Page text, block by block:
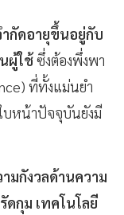
ำกัดอายุขึ้นอยู่กับ
ผู้ใช้ซึ่งต้องพึ่งพา
ที่ทั้งแม่นยำ
บหน้าปัจจุบันยังมี
มกังวลด้านความ
กุม เทคโนโลยี